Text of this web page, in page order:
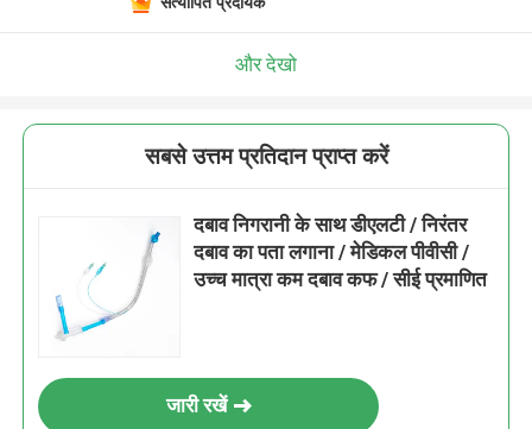
और देखो
सबसे उत्तम प्रतिदान प्राप्त करें
दबाव निगरानी के साथ डीएलटी / निरंतर
दबाव का पता लगाना / मेडिकल पीवीसी /
उच्च मात्रा कम दबाव कफ / सीई प्रमाणित
जारी रखें